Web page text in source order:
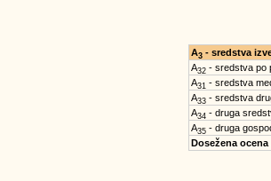
A3- sredstva
A32- sredstva po
A31 - sredstva
A33- sredstva
A34 - druga
A35- druga
Dosežena ocena